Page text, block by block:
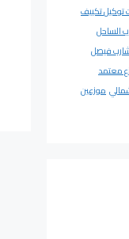
توكيل تكييف
الساحل
فيصل
معتمد
موزعين